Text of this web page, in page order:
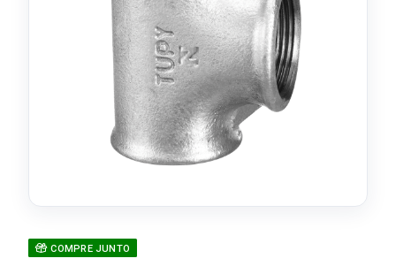
COMPRE JUNTO